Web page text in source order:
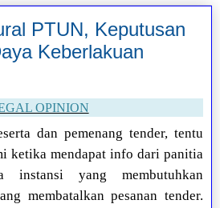
PTUN, Keputusan
Keberlakuan
OPINION
dan pemenang tender, tentu
ketika mendapat info dari panitia
instansi yang membutuhkan
membatalkan pesanan tender.